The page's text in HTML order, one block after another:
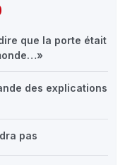
que la porte était
des explications
pas